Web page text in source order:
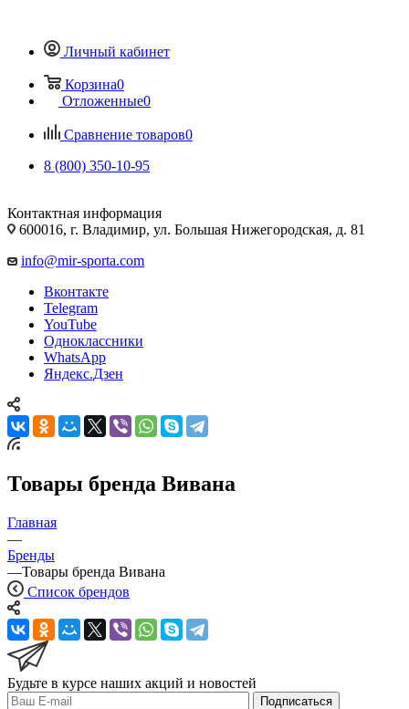
Личный кабинет
Корзина0
Отложенные0
Сравнение товаров0
8 (800) 350-10-95
Контактная информация
600016, г. Владимир, ул. Большая Нижегородская, д. 81
info@mir-sporta.com
Вконтакте
Telegram
YouTube
Одноклассники
WhatsApp
Яндекс.Дзен
Товары бренда Вивана
Главная
—
Бренды
—Товары бренда Вивана
Список брендов
Будьте в курсе наших акций и новостей
Подписаться